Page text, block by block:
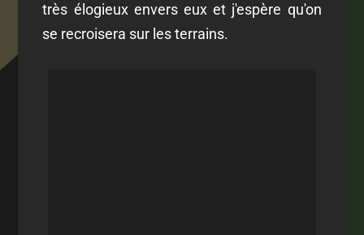
très élogieux envers eux et j'espère qu'on
se recroisera sur les terrains.